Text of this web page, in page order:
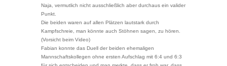
Naja, vermutlich nicht ausschließlich aber durchaus ein valider
Punkt.
Die beiden waren auf allen Plätzen lautstark durch
Kampfschreie, man könnte auch Stöhnen sagen, zu hören.
(Vorsicht beim Video)
Fabian konnte das Duell der beiden ehemaligen
Mannschaftskollegen ohne ersten Aufschlag mit 6:4 und 6:3